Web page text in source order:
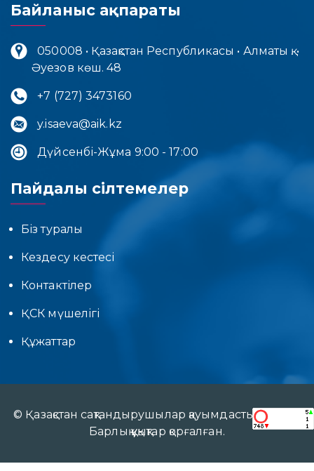
Байланыс ақпараты
050008 • Қазақстан Республикасы • Алматы қ. •
Әуезов көш. 48
+7 (727) 3473160
y.isaeva@aik.kz
Дүйсенбі-Жұма 9:00 - 17:00
Пайдалы сілтемелер
Біз туралы
Кездесу кестесі
Контактілер
ҚСК мүшелігі
Құжаттар
© Қазақстан сақтандырушылар қауымдастығы 2017.
Барлық құқықтар қорғалған.